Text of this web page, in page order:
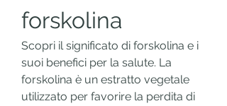
forskolina
Scopri il significato di forskolina e i
suoi benefici per la salute. La
forskolina è un estratto vegetale
utilizzato per favorire la perdita di